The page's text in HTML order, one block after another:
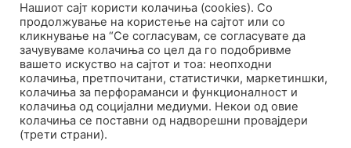
(линк) до оригиналната содржина на „avtoplus.mk". При
добивање на одобрување од редакцијата за превземање на
текст, може да се превземе само дел од новинарско дело
насловот, придружната фотографија (односно насловната
фотографија) и воведниот дел на текстот, познат како „лид".
Преземање содржини од „avtoplus.mk" надвор од овие услови
не е дозволено и подложи на санкционирање согласно
Законот за авторски и сродни права.
Developed by PROCESS IN. Hosted by GoHost.
За нас
Импресум
Нашиот сајт користи колачиња (cookies). Со
продолжување на користење на сајтот или со
кликнување на “Се согласувам, се согласувате да
зачувуваме колачиња со цел да го подобривме
вашето искуство на сајтот и тоа: неопходни
колачиња, претпочитани, статистички, маркетиншки,
колачиња за перфораманси и функционалност и
колачиња од социјални медиуми. Некои од овие
колачиња се поставни од надворешни провајдери
(трети страни).